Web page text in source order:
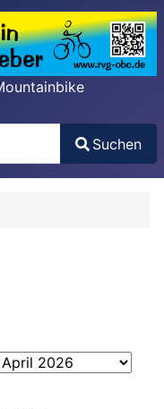
for results.
Suchen